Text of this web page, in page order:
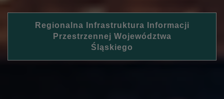
Regionalna Infrastruktura Informacji
Przestrzennej Województwa
Śląskiego